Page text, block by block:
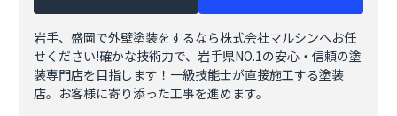
岩手、盛岡で外壁塗装をするなら株式会社マルシンへお任
せください!確かな技術力で、岩手県NO.1の安心・信頼の塗
装専門店を目指します！一級技能士が直接施工する塗装
店。お客様に寄り添った工事を進めます。